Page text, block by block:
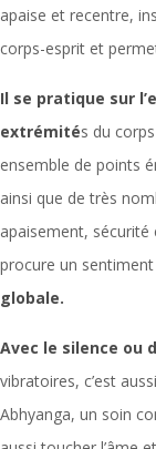
apaise et recentre,
corps-esprit et
Il se pratique sur
extrémités du
ensemble de points
ainsi que de très
apaisement,
procure un sentiment
globale.
Avec le silence ou
vibratoires, c’est
Abhyanga, un soin